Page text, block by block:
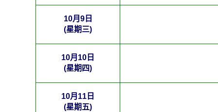
10月9日
(星期三)
10月10日
(星期四)
10月11日
(星期五)